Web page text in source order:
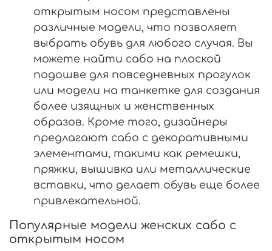
открытым носом представлены
различные модели, что позволяет
выбрать обувь для любого случая. Вы
можете найти сабо на плоской
подошве для повседневных прогулок
или модели на танкетке для создания
более изящных и женственных
образов. Кроме того, дизайнеры
предлагают сабо с декоративными
элементами, такими как ремешки,
пряжки, вышивка или металлические
вставки, что делает обувь еще более
привлекательной.
Популярные модели женских сабо с
открытым носом